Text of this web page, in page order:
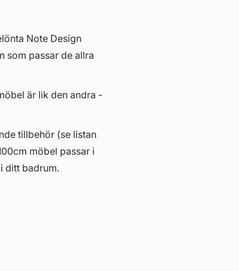
Note Design
som passar de allra
är lik den andra -
tillbehör (se listan
möbel passar i
ditt badrum.